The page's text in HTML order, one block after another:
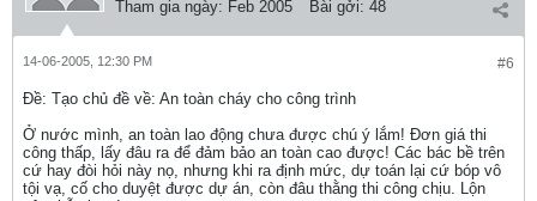
Tham gia ngày: Feb 2005 Bài gởi: 48
#6
14-06-2005, 12:30 PM
Ðề: Tạo chủ đề về: An toàn cháy cho công trình
Ở nước mình, an toàn lao động chưa được chú ý lắm! Đơn giá thi
công thấp, lấy đâu ra để đảm bảo an toàn cao được! Các bác bề trên
cứ hay đòi hỏi này nọ, nhưng khi ra định mức, dự toán lại cứ bóp vô
tội vạ, cố cho duyệt được dự án, còn đâu thằng thi công chịu. Lộn